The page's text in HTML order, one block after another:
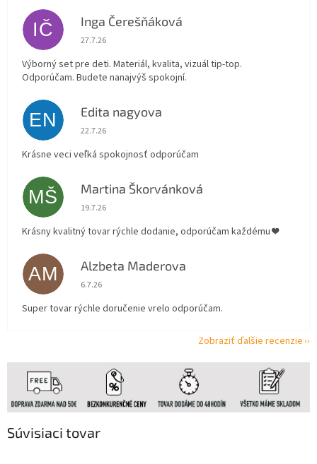
Súvisiaci tovar
IČ Inga Čerešňáková
Hodnotenie obchodu je 5 z 5 hviezdičiek.
27.7.26
Výborný set pre deti. Materiál, kvalita, vizuál tip-top.
Odporúčam. Budete nanajvýš spokojní.
EN Edita nagyova
Hodnotenie obchodu je 5 z 5 hviezdičiek.
22.7.26
Krásne veci veľká spokojnosť odporúčam
MŠ Martina Škorvánková
Hodnotenie obchodu je 5 z 5 hviezdičiek.
19.7.26
Krásny kvalitný tovar rýchle dodanie, odporúčam každému ❤️
AM Alzbeta Maderova
Hodnotenie obchodu je 5 z 5 hviezdičiek.
6.7.26
Super tovar rýchle doručenie vrelo odporúčam.
Zobraziť ďalšie recenzie